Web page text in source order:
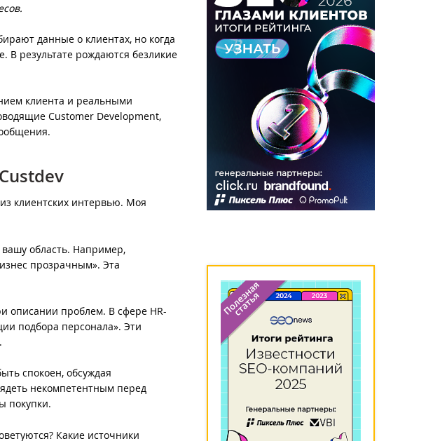
данные о клиентах, но когда
В результате рождаются безликие
клиента и реальными
Customer Development,
клиентских интервью. Моя
область. Например,
прозрачным». Эта
описании проблем. В сфере HR-
подбора персонала». Эти
спокоен, обсуждая
некомпетентным перед
покупки.
Какие источники